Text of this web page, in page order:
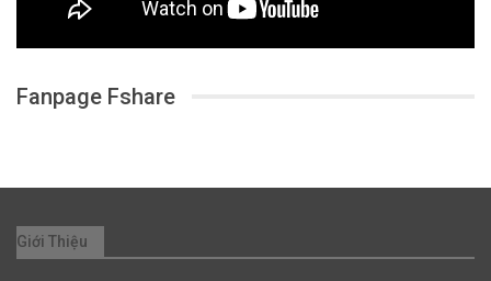
Fanpage Fshare
Giới Thiệu